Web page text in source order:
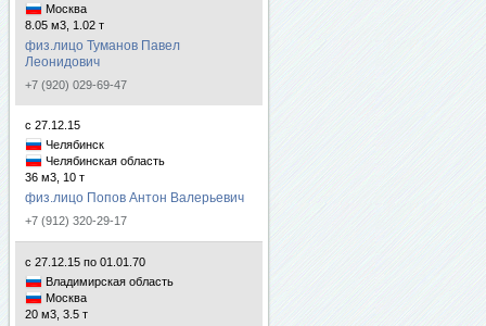
Москва
8.05 м3, 1.02 т
физ.лицо Туманов Павел
Леонидович
+7 (920) 029-69-47
с 27.12.15
Челябинск
Челябинская область
36 м3, 10 т
физ.лицо Попов Антон Валерьевич
+7 (912) 320-29-17
с 27.12.15 по 01.01.70
Владимирская область
Москва
20 м3, 3.5 т